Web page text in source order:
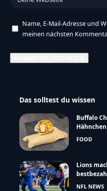
Name, E-Mail-Adresse und
meinen nächsten
Das solltest du wissen
Buffalo
FOOD
Lions
NFL NEWS